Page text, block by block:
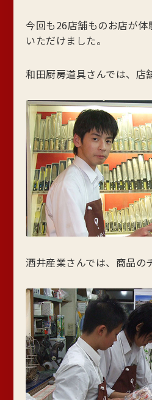
今回も26店舗ものお店が体
いただけました。
和田厨房道具さんでは、店
酒井産業さんでは、商品の